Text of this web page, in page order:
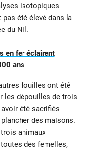
isotopiques
pas été élevé dans la
du Nil.
en fer éclairent
ans
fouilles ont été
les dépouilles de trois
été sacrifiés
des maisons.
trois animaux
toutes des femelles,